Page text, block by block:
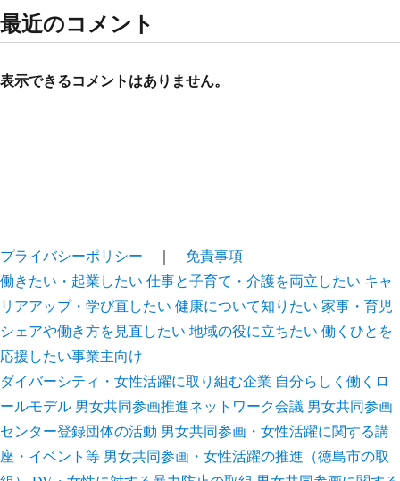
最近のコメント
表示できるコメントはありません。
プライバシーポリシー ｜ 免責事項
働きたい・起業したい 仕事と子育て・介護を両立したい キャ
リアアップ・学び直したい 健康について知りたい 家事・育児
シェアや働き方を見直したい 地域の役に立ちたい 働くひとを
応援したい事業主向け
ダイバーシティ・女性活躍に取り組む企業 自分らしく働くロ
ールモデル 男女共同参画推進ネットワーク会議 男女共同参画
センター登録団体の活動 男女共同参画・女性活躍に関する講
座・イベント等 男女共同参画・女性活躍の推進（徳島市の取